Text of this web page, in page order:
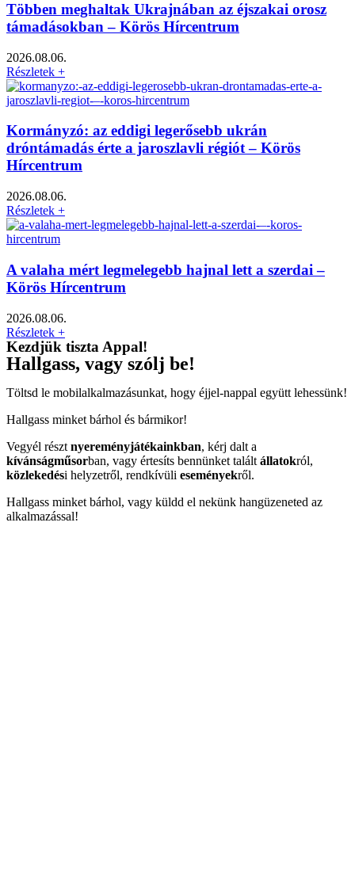
Többen meghaltak Ukrajnában az éjszakai orosz
támadásokban – Körös Hírcentrum
2026.08.06.
Részletek +
Kormányzó: az eddigi legerősebb ukrán
dróntámadás érte a jaroszlavli régiót – Körös
Hírcentrum
2026.08.06.
Részletek +
A valaha mért legmelegebb hajnal lett a szerdai –
Körös Hírcentrum
2026.08.06.
Részletek +
Kezdjük tiszta Appal!
Hallgass, vagy szólj be!
Töltsd le mobilalkalmazásunkat, hogy éjjel-nappal együtt lehessünk!
Hallgass minket bárhol és bármikor!
Vegyél részt nyereményjátékainkban, kérj dalt a
kívánságműsorban, vagy értesíts bennünket talált állatokról,
közlekedési helyzetről, rendkívüli eseményekről.
Hallgass minket bárhol, vagy küldd el nekünk hangüzeneted az
alkalmazással!